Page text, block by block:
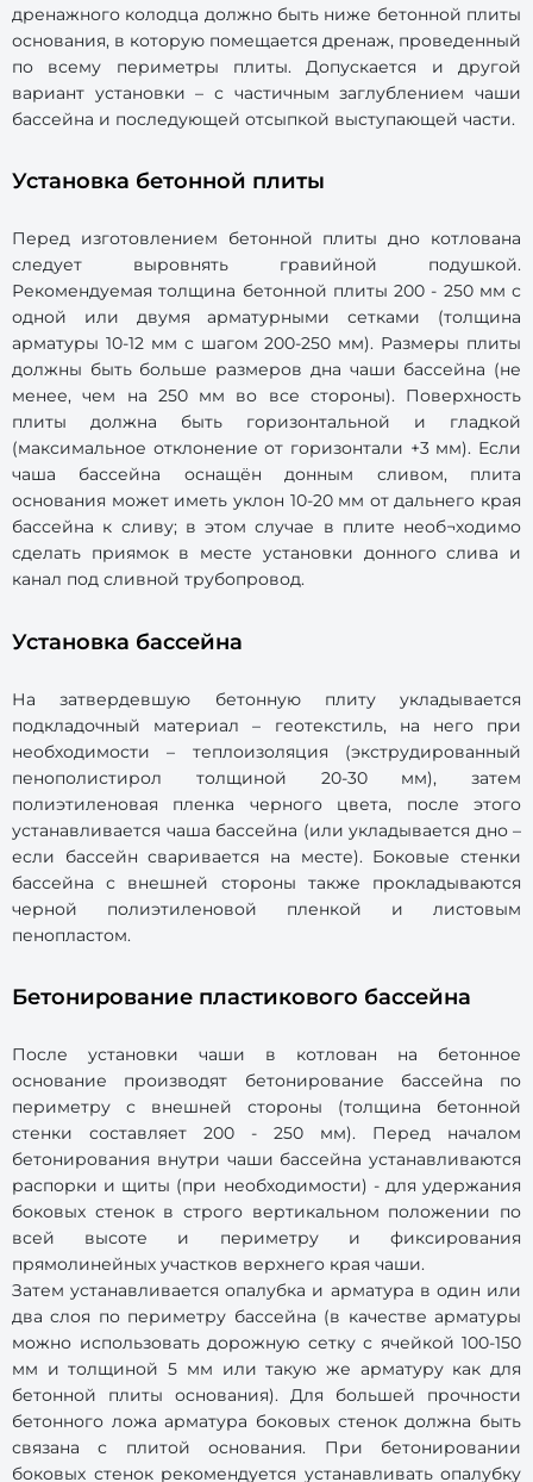
дренажного колодца должно быть ниже бетонной плиты
основания, в которую помещается дренаж, проведенный
по всему периметры плиты. Допускается и другой
вариант установки – с частичным заглублением чаши
бассейна и последующей отсыпкой выступающей части.
Установка бетонной плиты
Перед изготовлением бетонной плиты дно котлована
следует выровнять гравийной подушкой.
Рекомендуемая толщина бетонной плиты 200 - 250 мм с
одной или двумя арматурными сетками (толщина
арматуры 10-12 мм с шагом 200-250 мм). Размеры плиты
должны быть больше размеров дна чаши бассейна (не
менее, чем на 250 мм во все стороны). Поверхность
плиты должна быть горизонтальной и гладкой
(максимальное отклонение от горизонтали +3 мм). Если
чаша бассейна оснащён донным сливом, плита
основания может иметь уклон 10-20 мм от дальнего края
бассейна к сливу; в этом случае в плите необ¬ходимо
сделать приямок в месте установки донного слива и
канал под сливной трубопровод.
Установка бассейна
На затвердевшую бетонную плиту укладывается
подкладочный материал – геотекстиль, на него при
необходимости – теплоизоляция (экструдированный
пенополистирол толщиной 20-30 мм), затем
полиэтиленовая пленка черного цвета, после этого
устанавливается чаша бассейна (или укладывается дно –
если бассейн сваривается на месте). Боковые стенки
бассейна с внешней стороны также прокладываются
черной полиэтиленовой пленкой и листовым
пенопластом.
Бетонирование пластикового бассейна
После установки чаши в котлован на бетонное
основание производят бетонирование бассейна по
периметру с внешней стороны (толщина бетонной
стенки составляет 200 - 250 мм). Перед началом
бетонирования внутри чаши бассейна устанавливаются
распорки и щиты (при необходимости) - для удержания
боковых стенок в строго вертикальном положении по
всей высоте и периметру и фиксирования
прямолинейных участков верхнего края чаши.
Затем устанавливается опалубка и арматура в один или
два слоя по периметру бассейна (в качестве арматуры
можно использовать дорожную сетку с ячейкой 100-150
мм и толщиной 5 мм или такую же арматуру как для
бетонной плиты основания). Для большей прочности
бетонного ложа арматура боковых стенок должна быть
связана с плитой основания. При бетонировании
боковых стенок рекомендуется устанавливать опалубку